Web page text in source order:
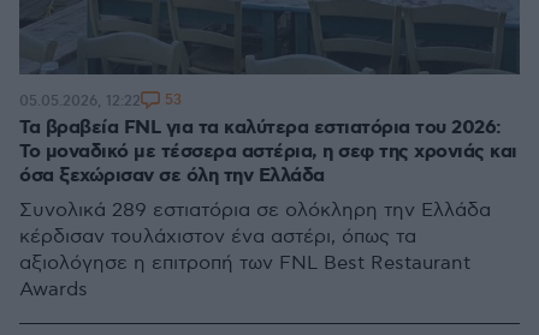
Τα βραβεία FNL για τα καλύτερα εστιατόρια του 2026:
Το μοναδικό με τέσσερα αστέρια, η σεφ της χρονιάς και
όσα ξεχώρισαν σε όλη την Ελλάδα
Συνολικά 289 εστιατόρια σε ολόκληρη την Ελλάδα
κέρδισαν τουλάχιστον ένα αστέρι, όπως τα
αξιολόγησε η επιτροπή των FNL Best Restaurant
Awards
05.05.2026, 12:22 53